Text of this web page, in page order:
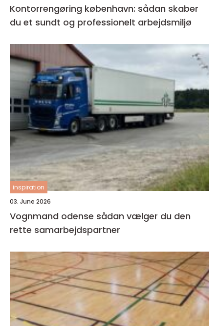
Kontorrengøring københavn: sådan skaber
du et sundt og professionelt arbejdsmiljø
inspiration
03. June 2026
Vognmand odense sådan vælger du den
rette samarbejdspartner